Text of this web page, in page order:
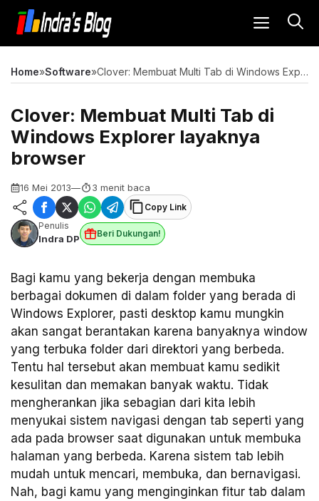
Langsung
isi
MENU
Home»Software» Clover: Membuat Multi Tab di Windows Explorer layaknya browser
Clover: Membuat Multi Tab di
Windows Explorer layaknya
browser
16 Mei 2013— 3 menit baca
Copy Link
Penulis
Indra DP Beri Dukungan!
Bagi kamu yang bekerja dengan membuka
berbagai dokumen di dalam folder yang berada di
Windows Explorer, pasti desktop kamu mungkin
akan sangat berantakan karena banyaknya window
yang terbuka folder dari direktori yang berbeda.
Tentu hal tersebut akan membuat kamu sedikit
kesulitan dan memakan banyak waktu. Tidak
mengherankan jika sebagian dari kita lebih
menyukai sistem navigasi dengan tab seperti yang
ada pada browser saat digunakan untuk membuka
halaman yang berbeda. Karena sistem tab lebih
mudah untuk mencari, membuka, dan bernavigasi.
Nah, bagi kamu yang menginginkan fitur tab dalam